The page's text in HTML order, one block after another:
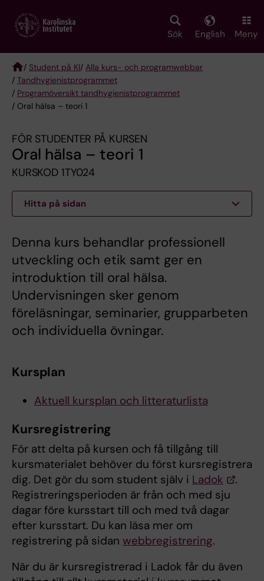
main
Sök English Meny
Breadcrumb
/ Student på KI/ Alla kurs- och programwebbar
/ Tandhygienist­programmet
/ Programöversikt tandhygienistprogrammet
/ Oral hälsa – teori 1
FÖR STUDENTER PÅ KURSEN
Oral hälsa – teori 1
KURSKOD 1TY024
Hitta på sidan
Denna kurs behandlar professionell
utveckling och etik samt ger en
introduktion till oral hälsa.
Undervisningen sker genom
föreläsningar, seminarier, grupparbeten
och individuella övningar.
Kursplan
Aktuell kursplan och litteraturlista
Kursregistrering
För att delta på kursen och få tillgång till
kursmaterialet behöver du först kursregistrera
dig. Det gör du som student själv i Ladok
.
Registreringsperioden är från och med sju
dagar före kursstart till och med två dagar
efter kursstart. Du kan läsa mer om
registrering på sidan webbregistrering.
När du är kursregistrerad i Ladok får du även